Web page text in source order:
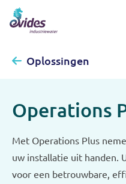
Oplossingen
Operations
Met Operations Plus
uw installatie uit handen.
voor een betrouwbare,